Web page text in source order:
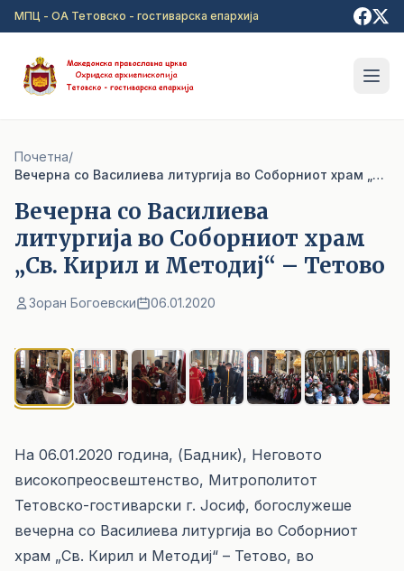
Прејди на главна содржина
МПЦ - ОА Тетовско - гостиварска епархија
Почетна/
Bечерна со Василиева литургија во Соборниот храм „Св. Кирил и Методиј“ – Тетово
Bечерна со Василиева
литургија во Соборниот храм
„Св. Кирил и Методиј“ – Тетово
Зоран Богоевски 06.01.2020
На 06.01.2020 година, (Бадник), Неговото
високопреосвештенство, Митрополитот
Тетовско-гостиварски г. Јосиф, богослужеше
вечерна со Василиева литургија во Соборниот
храм „Св. Кирил и Методиј“ – Тетово, во